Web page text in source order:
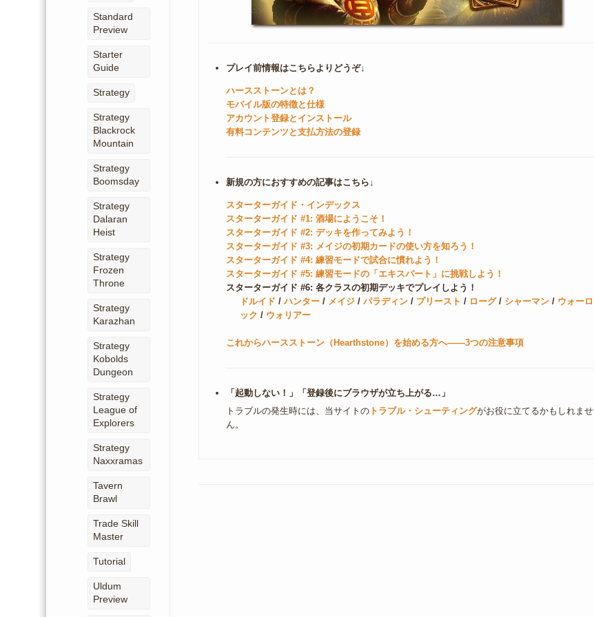
プレイ前情報はこちらよりどうぞ↓
ハースストーンとは？
モバイル版の特徴と仕様
アカウント登録とインストール
有料コンテンツと支払方法の登録
新規の方におすすめの記事はこちら↓
スターターガイド・インデックス
スターターガイド #1: 酒場にようこそ！
スターターガイド #2: デッキを作ってみよう！
スターターガイド #3: メイジの初期カードの使い方を知ろう！
スターターガイド #4: 練習モードで試合に慣れよう！
スターターガイド #5: 練習モードの「エキスパート」に挑戦しよう！
スターターガイド #6: 各クラスの初期デッキでプレイしよう！
ドルイド / ハンター/ メイジ/ パラディン/ プリースト / ローグ/ シャーマン/ ウォーロ
ック / ウォリアー
これからハースストーン（Hearthstone）を始める方へ――3つの注意事項
「起動しない！」「登録後にブラウザが立ち上がる…」
トラブルの発生時には、当サイトの トラブル・シューティングがお役に立てるかもしれませ
ん。
Standard
Preview
Starter
Guide
Strategy
Strategy
Blackrock
Mountain
Strategy
Boomsday
Strategy
Dalaran
Heist
Strategy
Frozen
Throne
Strategy
Karazhan
Strategy
Kobolds
Dungeon
Strategy
League of
Explorers
Strategy
Naxxramas
Tavern
Brawl
Trade Skill
Master
Tutorial
Uldum
Preview